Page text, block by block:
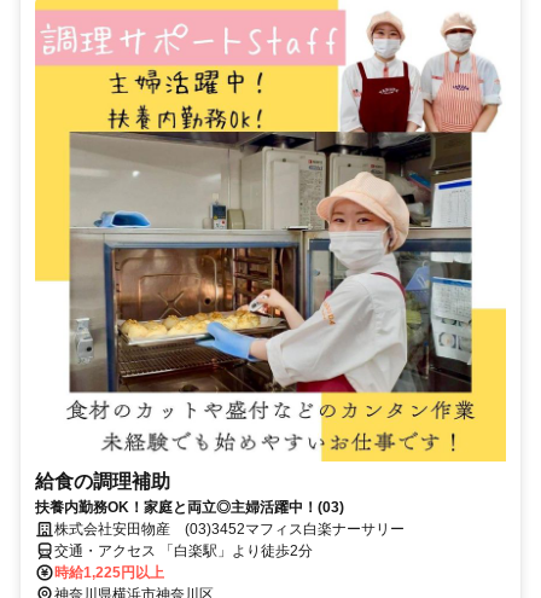
給食の調理補助
扶養内勤務OK！家庭と両立◎主婦活躍中！(03)
株式会社安田物産 (03)3452マフィス白楽ナーサリー
交通・アクセス 「白楽駅」より徒歩2分
時給1,225円以上